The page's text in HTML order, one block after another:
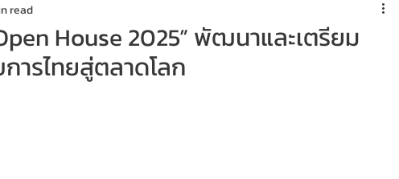
ข่าวการศึกษา
ข่าวเทคโนโลยี IT
House 2025” พัฒนาและเตรียม
ารไทยสู่ตลาดโลก
read